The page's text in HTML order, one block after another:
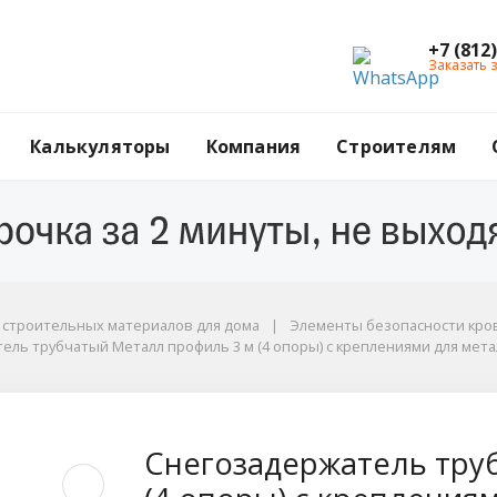
+7
Заказать
Калькуляторы Компания Строителям
для металлочерепицы и мягкой битумной кровли, цвет RAL 3011
строительных материалов для дома
Элементы безопасности
трубчатый Металл профиль 3 м (4 опоры) с креплениями для
Снегозадержатель